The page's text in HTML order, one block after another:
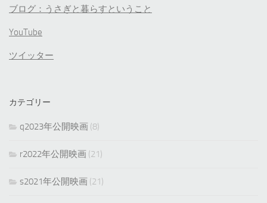
ブログ：うさぎと暮らすということ
YouTube
ツイッター
カテゴリー
q2023年公開映画 (8)
r2022年公開映画 (21)
s2021年公開映画 (21)